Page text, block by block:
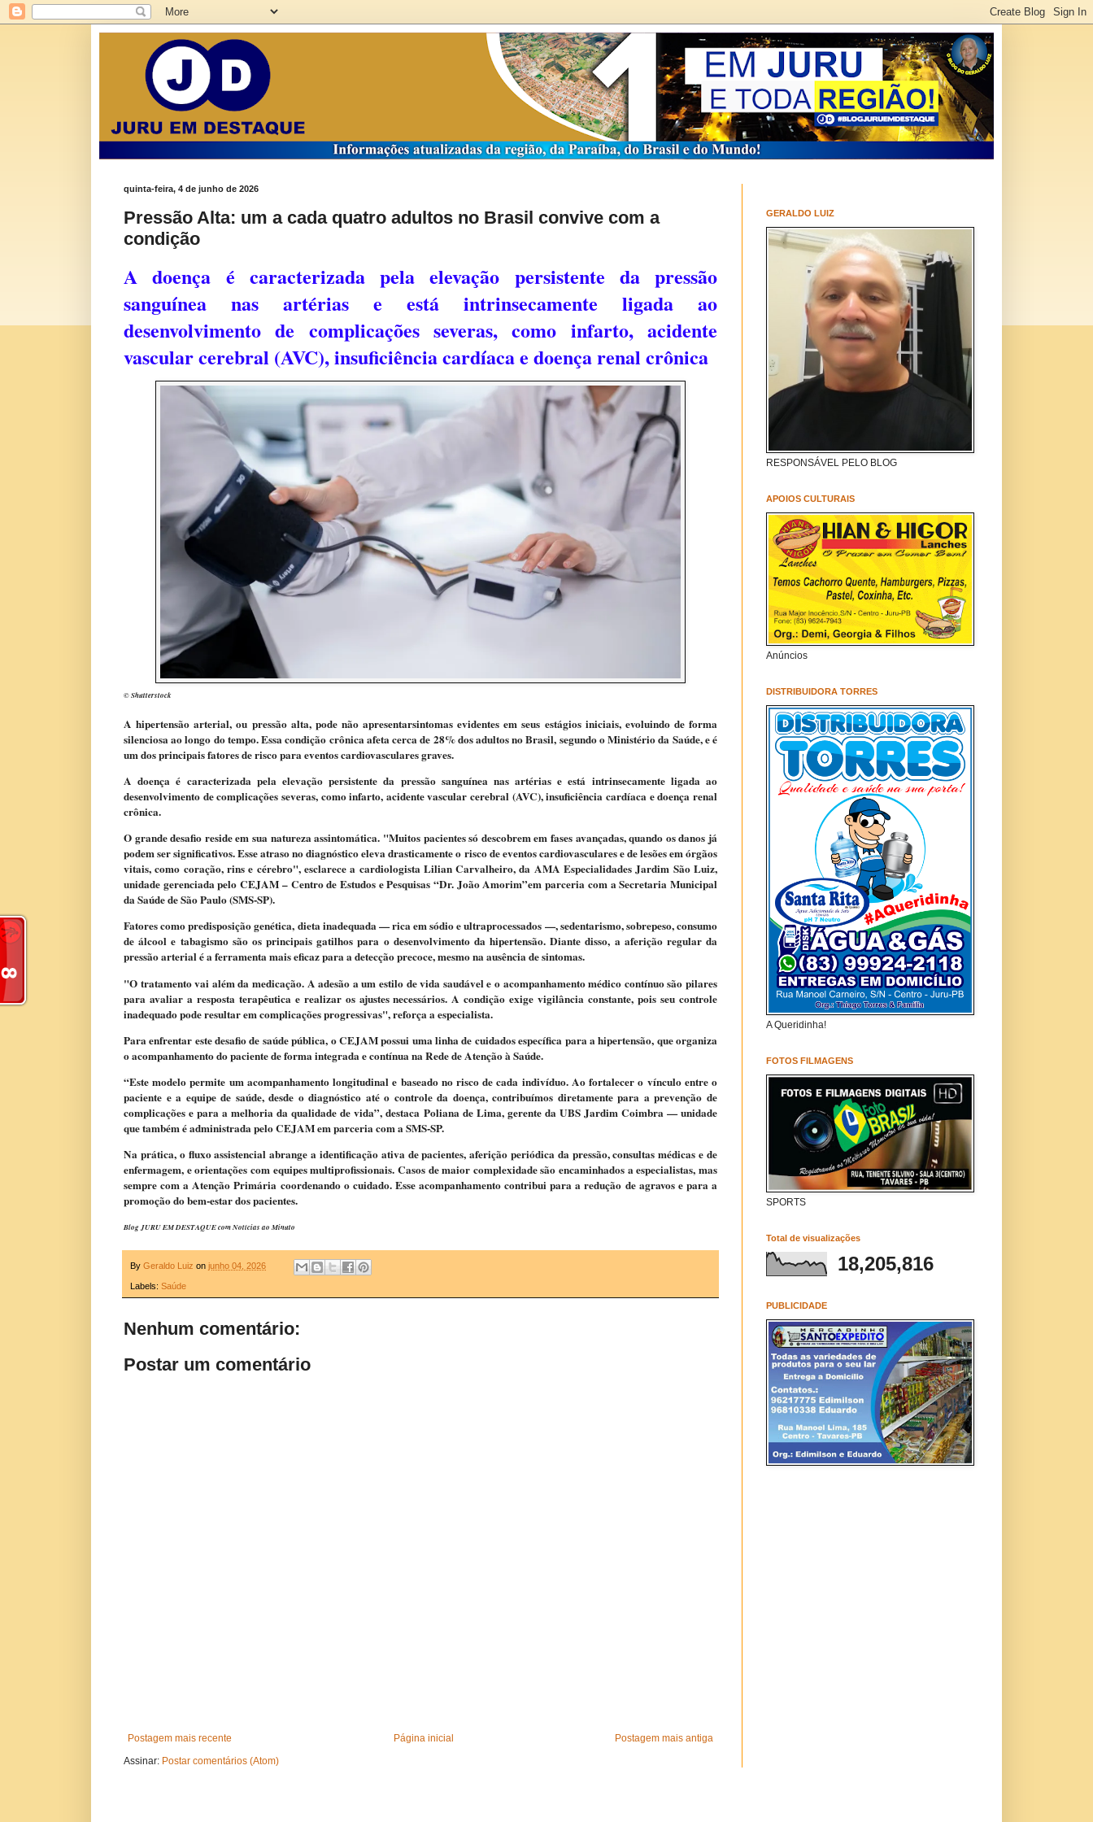
quinta-feira, 4 de junho de 2026
Pressão Alta: um a cada quatro adultos no Brasil convive com a
condição
A doença é caracterizada pela elevação persistente da pressão
sanguínea nas artérias e está intrinsecamente ligada ao
desenvolvimento de complicações severas, como infarto, acidente
vascular cerebral (AVC), insuficiência cardíaca e doença renal crônica
© Shutterstock
A hipertensão arterial, ou pressão alta,​ ​pode​ não ​apresentar​ si​ntomas​ evidentes em seus estágios iniciais, evoluindo de forma
silenciosa ao longo do tempo.​ ​​Essa​​​ ​condição crônica​​ ​​afeta cerca de 28% dos adultos no Brasil, segundo o Ministério da Saúde, ​​e é​​
um dos principais fatores de risco para eventos cardiovasculares graves.​
A doença é caracterizada pela elevação persistente da pressão sanguínea nas artérias e está intrinsecamente ligada ao
desenvolvimento de complicações severas, como infarto, acidente vascular cerebral (AVC), insuficiência cardíaca e doença renal
crônica.
O grande desafio reside em sua natureza assintomática. "Muitos pacientes só descobrem em fases avançadas, quando os danos já
podem ser significativos. Esse atraso no diagnóstico eleva drasticamente o risco de eventos cardiovasculares e de lesões em órgãos
vitais, como coração, rins e cérebro", ​​esclarece​​​​ ​​a cardiologista Lilian Carvalheiro, d​​a​​​ ​AMA Especialidades Jardim São Luiz,
unidade gerenciada pelo CEJAM – Centro de Estudos e Pesquisas “Dr. João Amorim”​ em parceria com a Secretaria Municipal
da Saúde de São Paulo (SMS-SP)​.
Fatores como predisposição genética, dieta inadequada — rica em sódio e ultraprocessados —, sedentarismo, sobrepeso, consumo
de álcool e tabagismo são os principais gatilhos para o desenvolvimento da hipertensão. Diante disso, a aferição regular da
pressão arterial é a ferramenta mais eficaz para a detecção precoce, mesmo na ausência de sintomas.
"O tratamento vai além da medicação. A adesão a um estilo de vida saudável e o acompanhamento médico contínuo são pilares
para avaliar a resposta terapêutica e realizar os ajustes necessários. A condição exige vigilância constante, pois seu controle
inadequado pode resultar em complicações progressivas", reforça a especialista.
Para enfrentar este desafio de saúde pública, o CEJAM ​​possui​​​​ ​​uma linha de cuidados específica para a hipertensão, que organiza
o acompanhamento do paciente de forma integrada e contínua na Rede de Atenção à Saúde.
“Este modelo permite um acompanhamento longitudinal e baseado no risco de cada indivíduo. Ao fortalecer o vínculo entre o
paciente e a equipe de saúde, desde o diagnóstico até o controle da doença, contribuímos diretamente para a prevenção de
complicações e para a melhoria da qualidade de vida”, destaca Poliana de Lima, gerente da UBS Jardim Coimbra — unidade
que também é administrada pelo CEJAM em parceria com a SMS-SP.
​​Na prática, o fluxo assistencial abrange a identificação ativa de pacientes, aferição periódica da pressão, consultas médicas e de
enfermagem, e orientações com equipes multiprofissionais. Casos de maior complexidade são encaminhados a especialistas, mas
sempre com a Atenção Primária coordenando o cuidado. ​​Esse acompanhamento contribui para a redução de agravos e para a
promoção do bem-estar dos pacientes.​​​
Blog JURU EM DESTAQUE com Notícias ao Minuto
By Geraldo Luiz on junho 04, 2026
Labels: Saúde
Nenhum comentário:
Postar um comentário
Postagem mais recente Postagem mais antiga
Página inicial
Assinar: Postar comentários (Atom)
GERALDO LUIZ
RESPONSÁVEL PELO BLOG
APOIOS CULTURAIS
Anúncios
DISTRIBUIDORA TORRES
A Queridinha!
FOTOS FILMAGENS
SPORTS
Total de visualizações
18,205,816
PUBLICIDADE